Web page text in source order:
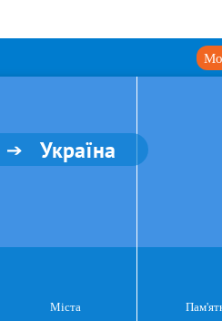
Україна
Міста